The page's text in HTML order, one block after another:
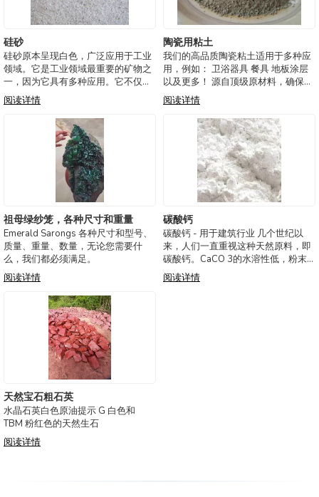
硅砂
硅砂原本呈现白色，广泛应用于工业
领域。它是工业领域最重要的矿物之
一，因为它具有多种应用。它不仅是
降低成本的材料，更主要作为一种添
加剂，提高产品或多种工业产品制造
过程的物理性能，例如： 油漆和清
漆：石英的主要用途是作为高耐磨性
填料，确保金属机
阅读详情
陶瓷用粘土
我们的高品质陶瓷粘土适用于多种应
用，例如： 卫浴器具 餐具 地板涂层
以及更多！ 源自顶级原材料，确保成
品的耐用性和美观性。非常适合陶瓷
制作、瓷砖生产和雕塑项目，这种粘
土为工业和手工艺使用提供了多样
阅读详情
祖母绿纱笼，各种尺寸和重量
Emerald Sarongs 各种尺寸和型号、
质量、重量、数量，无论您需要什
么，我们都必须满足。
阅读详情
碳酸钙
碳酸钙 - 用于建筑行业 几个世纪以
来，人们一直重视这种天然原料，即
碳酸钙。CaCO 3的水溶性低，粉末
非常适合生产水泥，水泥是砖石和石
膏砂浆的基本成分。方解石形成耐
阅读详情
天然宝石粗石英
水晶石英白色原油提示 G 白色和
TBM 粉红色的天然生石
阅读详情